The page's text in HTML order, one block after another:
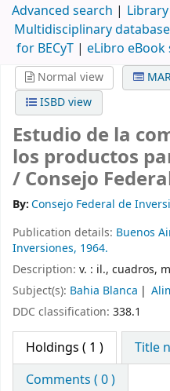
Advanced search
Library
Multidisciplinary
for BECyT | eLibro eBook
Normal view
ISBD view
Estudio de la
los productos
/Consejo
By:Consejo Federal de
Publication details: Buenos
Inversiones, 1964.
Description: v. : il., cuadros,
Subject(s): Bahia Blanca
DDC classification: 338.1
Holdings ( 1 )
Title
Comments ( 0 )